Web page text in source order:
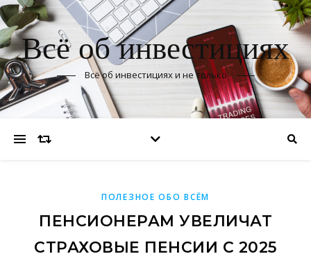
Всё об инвестициях
Всё об инвестициях и не только
ПОЛЕЗНОЕ ОБО ВСЁМ
ПЕНСИОНЕРАМ УВЕЛИЧАТ
СТРАХОВЫЕ ПЕНСИИ С 2025